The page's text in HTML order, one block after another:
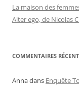
La maison des
Alter ego, de Nicolas
COMMENTAIRES
Annadans Enquête